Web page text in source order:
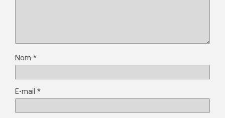
Nom *
E-mail *